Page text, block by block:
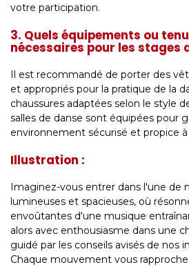
votre participation.
3. Quels équipements ou
nécessaires pour les stages
Il est recommandé de porter des
et appropriés pour la pratique de la
chaussures adaptées selon le style
salles de danse sont équipées pour
environnement sécurisé et propice
Illustration :
Imaginez-vous entrer dans l'une de
lumineuses et spacieuses, où
envoûtantes d'une musique
alors avec enthousiasme dans une
guidé par les conseils avisés de nos
Chaque mouvement vous